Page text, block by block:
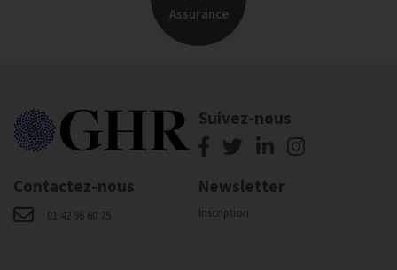
Assurance
Suivez-nous
Contactez-nous
01 42 96 60 75
Newsletter
Inscription